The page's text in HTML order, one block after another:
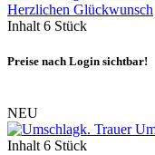
Herzlichen Glückwunsch
Inhalt 6 Stück
Preise nach Login sichtbar!
NEU
Inhalt 6 Stück